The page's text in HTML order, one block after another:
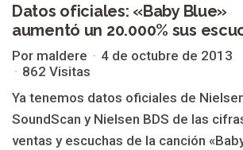
Datos oficiales: «Baby Blue»
aumentó un 20.000% sus
Por maldere
4 de octubre de 2013
862 Visitas
Ya tenemos datos oficiales de
SoundScan y Nielsen BDS de las
ventas y escuchas de la canción